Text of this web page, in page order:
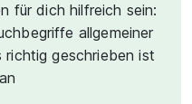
für dich hilfreich sein:
allgemeiner
richtig geschrieben ist